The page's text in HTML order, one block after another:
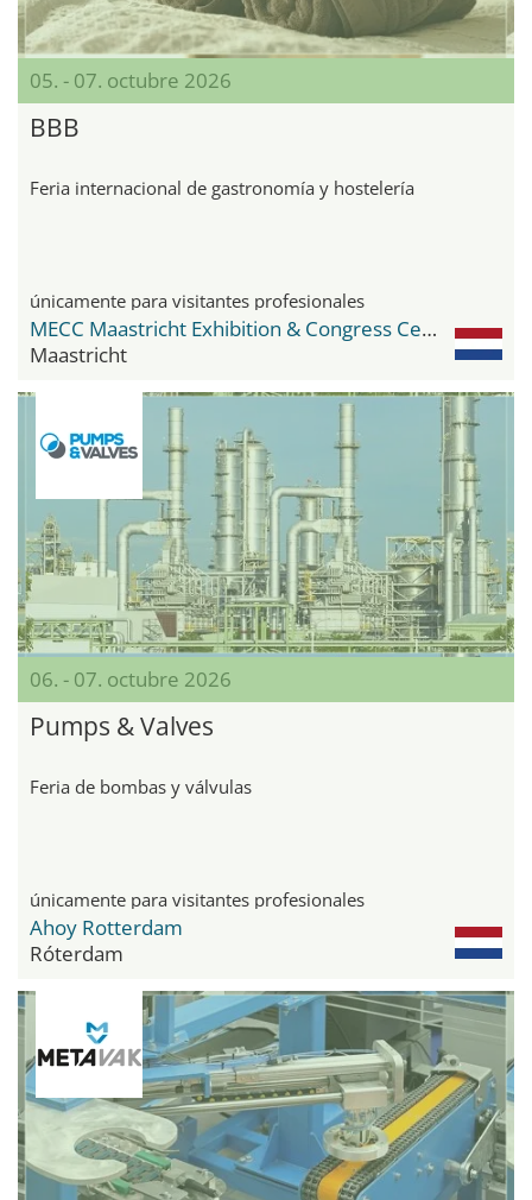
05. - 07. octubre 2026
BBB
Feria internacional de gastronomía y hostelería
únicamente para visitantes profesionales
MECC Maastricht Exhibition & Congress Center
Maastricht
06. - 07. octubre 2026
Pumps & Valves
Feria de bombas y válvulas
únicamente para visitantes profesionales
Ahoy Rotterdam
Róterdam